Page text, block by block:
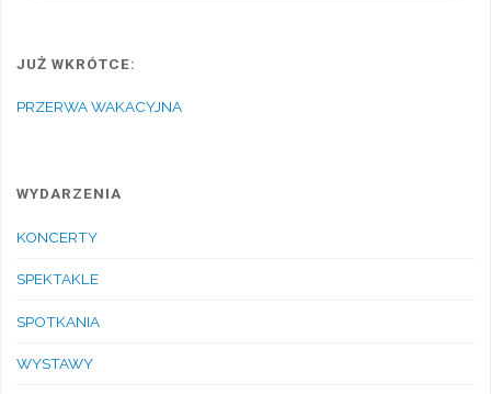
JUŻ WKRÓTCE:
PRZERWA WAKACYJNA
WYDARZENIA
KONCERTY
SPEKTAKLE
SPOTKANIA
WYSTAWY